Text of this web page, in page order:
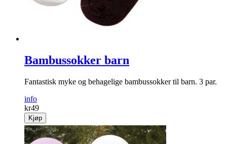
Bambussokker barn
Fantastisk myke og behagelige bambussokker til barn. 3 par.
info
kr49
Kjøp